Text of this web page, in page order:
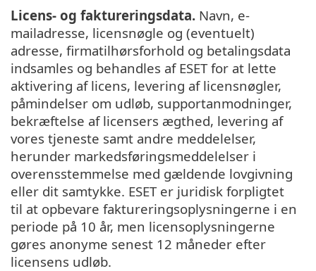
Licens- og faktureringsdata. Navn, e-
mailadresse, licensnøgle og (eventuelt)
adresse, firmatilhørsforhold og betalingsdata
indsamles og behandles af ESET for at lette
aktivering af licens, levering af licensnøgler,
påmindelser om udløb, supportanmodninger,
bekræftelse af licensers ægthed, levering af
vores tjeneste samt andre meddelelser,
herunder markedsføringsmeddelelser i
overensstemmelse med gældende lovgivning
eller dit samtykke. ESET er juridisk forpligtet
til at opbevare faktureringsoplysningerne i en
periode på 10 år, men licensoplysningerne
gøres anonyme senest 12 måneder efter
licensens udløb.